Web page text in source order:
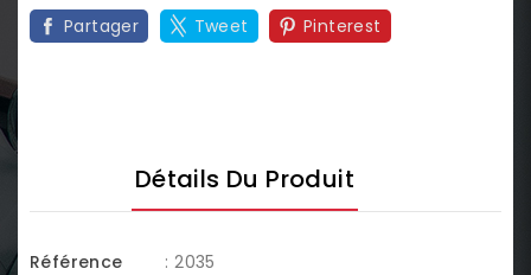
Partager Tweet Pinterest
Détails Du Produit
Référence : 2035